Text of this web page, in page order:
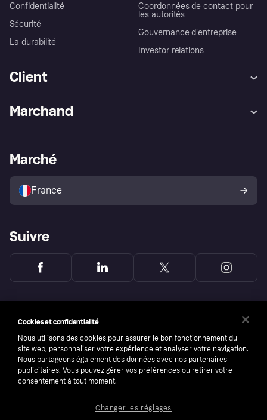
Confidentialité
Sécurité
La durabilité
Coordonnées de contact pour
les autorités
Gouvernance d’entreprise
Investor relations
Client
Explorez les magasins
Politique de protection de
l’acheteur Klarna
Marchand
Portail Marchand
Marché
France
Suivre
Cookies et confidentialité
Nous utilisons des cookies pour assurer le bon fonctionnement du
site web, personnaliser votre expérience et analyser votre navigation.
Nous partageons également des données avec nos partenaires
publicitaires. Vous pouvez gérer vos préférences ou retirer votre
consentement à tout moment.
Changer les réglages